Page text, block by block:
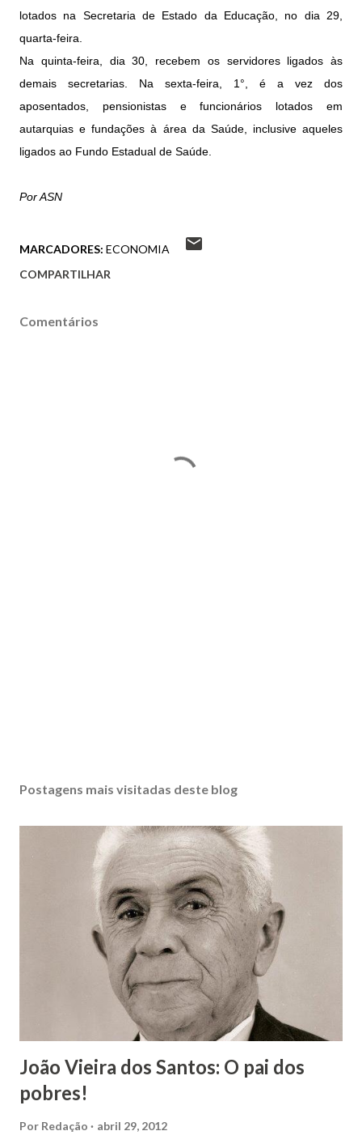
lotados na Secretaria de Estado da Educação, no dia 29,
quarta-feira.
Na quinta-feira, dia 30, recebem os servidores ligados às
demais secretarias. Na sexta-feira, 1°, é a vez dos
aposentados, pensionistas e funcionários lotados em
autarquias e fundações à área da Saúde, inclusive aqueles
ligados ao Fundo Estadual de Saúde.
Por ASN
MARCADORES: ECONOMIA
COMPARTILHAR
Comentários
Postagens mais visitadas deste blog
João Vieira dos Santos: O pai dos
pobres!
Por Redação abril 29, 2012